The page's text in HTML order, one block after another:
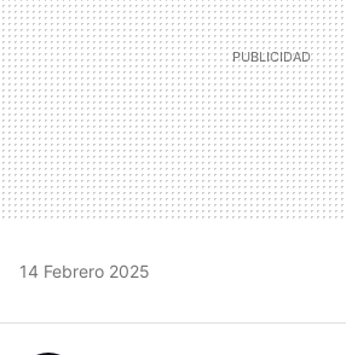
14 Febrero 2025